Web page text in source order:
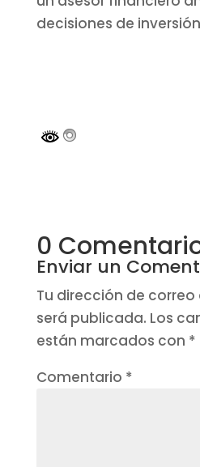
decisiones de
0
Enviar un
Tu dirección de
será publicada. Los
están marcados con *
Comentario *